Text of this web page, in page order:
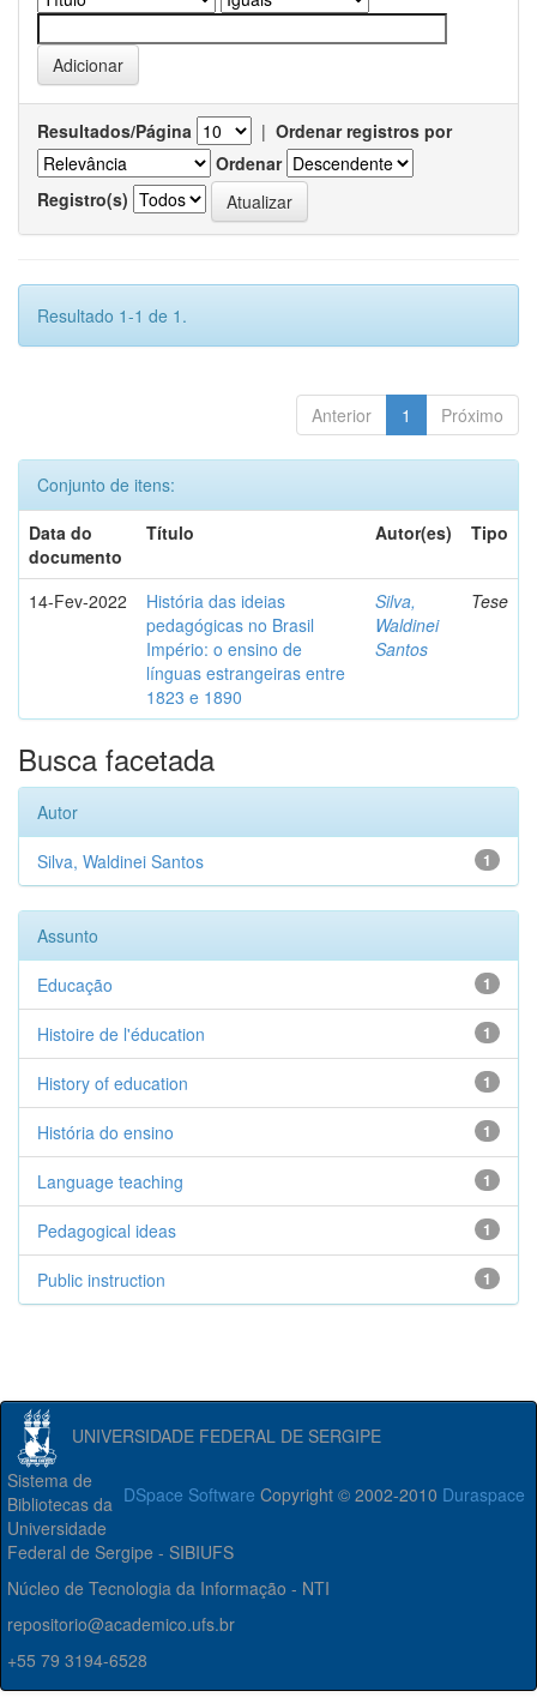
Resultados/Página | Ordenar registros por
Ordenar
Registro(s)
Resultado 1-1 de 1.
Anterior 1 Próximo
Conjunto de itens:
Data do
documento
Título Autor(es) Tipo
14-Fev-2022
História das ideias
pedagógicas no Brasil
Império: o ensino de
línguas estrangeiras entre
1823 e 1890
Silva,
Waldinei
Santos
Tese
Busca facetada
Autor
1
Silva, Waldinei Santos
Assunto
1
Educação
1
Histoire de l'éducation
1
History of education
1
História do ensino
1
Language teaching
1
Pedagogical ideas
1
Public instruction
UNIVERSIDADE FEDERAL DE SERGIPE
DSpace Software Copyright © 2002-2010 Duraspace
Sistema de
Bibliotecas da
Universidade
Federal de Sergipe - SIBIUFS
Núcleo de Tecnologia da Informação - NTI
repositorio@academico.ufs.br
+55 79 3194-6528